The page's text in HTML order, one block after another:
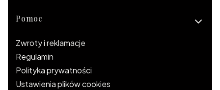
Pomoc
Zwroty i reklamacje
Regulamin
Polityka prywatności
Ustawienia plików cookies